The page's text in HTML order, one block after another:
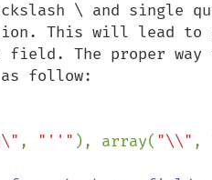
\ and single
This will lead to
The proper way
follow:
, "''" ), array( "\\" ,